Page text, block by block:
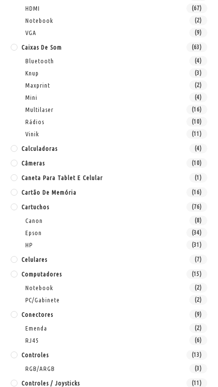
HDMI (67)
Notebook (2)
VGA (9)
Caixas De Som (63)
Bluetooth (4)
Knup (3)
Maxprint (2)
Mini (4)
Multilaser (16)
Rádios (10)
Vinik (11)
Calculadoras (4)
Câmeras (10)
Caneta Para Tablet E Celular (1)
Cartão De Memória (16)
Cartuchos (76)
Canon (8)
Epson (34)
HP (31)
Celulares (7)
Computadores (15)
Notebook (2)
PC/Gabinete (2)
Conectores (9)
Emenda (2)
RJ45 (6)
Controles (13)
RGB/ARGB (3)
Controles / Joysticks (11)